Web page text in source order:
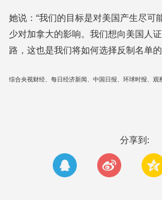
她说：“我们的目标是对美国产生尽可
少对加拿大的影响。我们想向美国人
路，这也是我们将如何选择反制名单
综合央视财经、每日经济新闻、中国日报、环球时报、观
分享到: